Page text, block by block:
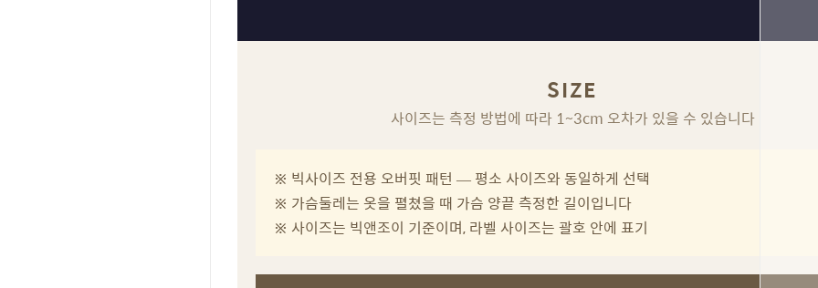
SIZE
사이즈는 측정 방법에 따라 1~3cm 오차가 있을 수 있습니다
※ 빅사이즈 전용 오버핏 패턴 — 평소 사이즈와 동일하게 선택
※ 가슴둘레는 옷을 펼쳤을 때 가슴 양끝 측정한 길이입니다
※ 사이즈는 빅앤조이 기준이며, 라벨 사이즈는 괄호 안에 표기